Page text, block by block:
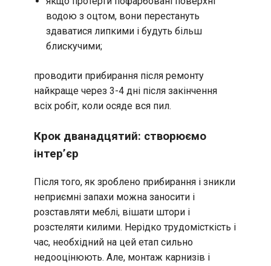
водою з оцтом, вони перестануть
здаватися липкими і будуть більш
блискучими;
проводити прибирання після ремонту
найкраще через 3-4 дні після закінчення
всіх робіт, коли осяде вся пил.
Крок дванадцятий: створюємо
інтер’єр
Після того, як зроблено прибирання і зникли
неприємні запахи можна заносити і
розставляти меблі, вішати штори і
розстеляти килими. Нерідко трудомісткість і
час, необхідний на цей етап сильно
недооцінюють. Але, монтаж карнизів і